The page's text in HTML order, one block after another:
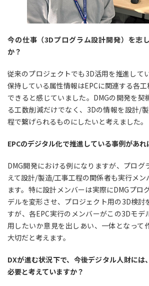
今の仕事（3Dプログラム設計開発）を志
か？
従来のプロジェクトでも3D活用を推進して
保持している属性情報はEPCに関連する各
できると感じていました。DMGの開発を契
る工数削減だけでなく、3Dの情報を設計/
程で繋げられるものにしたいと考えました。
EPCのデジタル化で推進している事例があれ
DMG開発における例になりますが、プログ
えて設計/製造/工事工程の関係者も実行メ
ます。特に設計メンバーは実際にDMGプロ
デルを変形させ、プロジェクト用の3D検討
すが、各EPC実行のメンバーがこの3Dモデ
用したいか意見を出しあい、一体となって
大切だと考えます。
DXが進む状況下で、今後デジタル人財には
必要と考えていますか？